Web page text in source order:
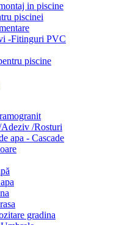
in piscine
piscinei
-Fitinguri PVC
piscine
/Rosturi
apa - Cascade
gradina